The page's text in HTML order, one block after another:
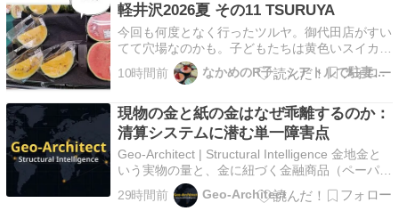
軽井沢2026夏 その11 TSURUYA
今回も何度となく行ったツルヤ。御代田店がすい
てて穴場なのかも。子どもたちは黄色いスイカ
―！！と大喜び。私はスイカ嫌いだから味わから
ないけど美味しかったみたい。ツルヤはとにかく
七味はやっぱり美味しいなぁ！！今、海苔気にし
てて。一番摘みの焼…
10時間前 なかめのR子、シアトルで駐妻になる。
現物の金と紙の金はなぜ乖離するのか：
清算システムに潜む単一障害点
Geo-Architect | Structural Intelligence 金地金と
いう実物の量と、金に紐づく金融商品（ペーパー
ゴールド）全体の残高は、同じ規模ではない。こ
の差そのものは金融市場では珍しくない仕組みだ
29時間前 Geo-Architect